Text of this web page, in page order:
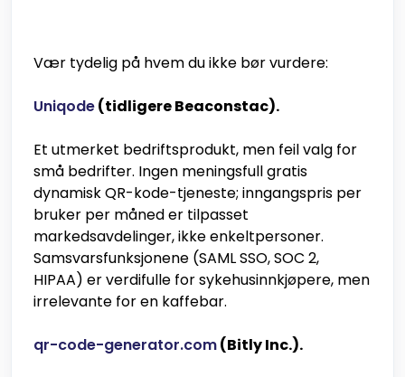
Vær tydelig på hvem du ikke bør vurdere:
Uniqode(tidligere Beaconstac).
Et utmerket bedriftsprodukt, men feil valg for
små bedrifter. Ingen meningsfull gratis
dynamisk QR-kode-tjeneste; inngangspris per
bruker per måned er tilpasset
markedsavdelinger, ikke enkeltpersoner.
Samsvarsfunksjonene (SAML SSO, SOC 2,
HIPAA) er verdifulle for sykehusinnkjøpere, men
irrelevante for en kaffebar.
qr-code-generator.com(Bitly Inc.).